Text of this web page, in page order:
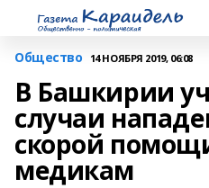
Общество 14 НОЯБРЯ 2019, 06:08
В Башкирии
случаи
скорой
медикам